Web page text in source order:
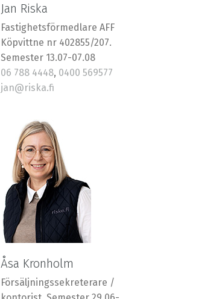
Jan Riska
Fastighetsförmedlare AFF
Köpvittne nr 402855/207.
Semester 13.07-07.08
06 788 4448, 0400 569577
jan@riska.fi
Åsa Kronholm
Försäljningssekreterare /